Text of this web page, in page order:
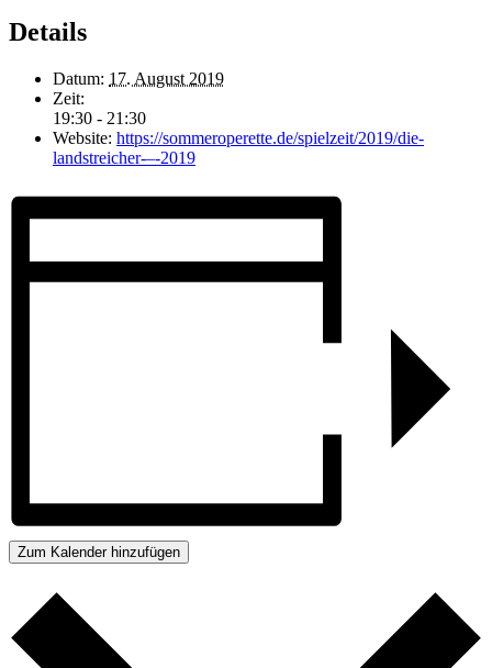
Details
Datum: 17. August 2019
Zeit:
19:30 - 21:30
Website: https://sommeroperette.de/spielzeit/2019/die-
landstreicher-–-2019
Zum Kalender hinzufügen